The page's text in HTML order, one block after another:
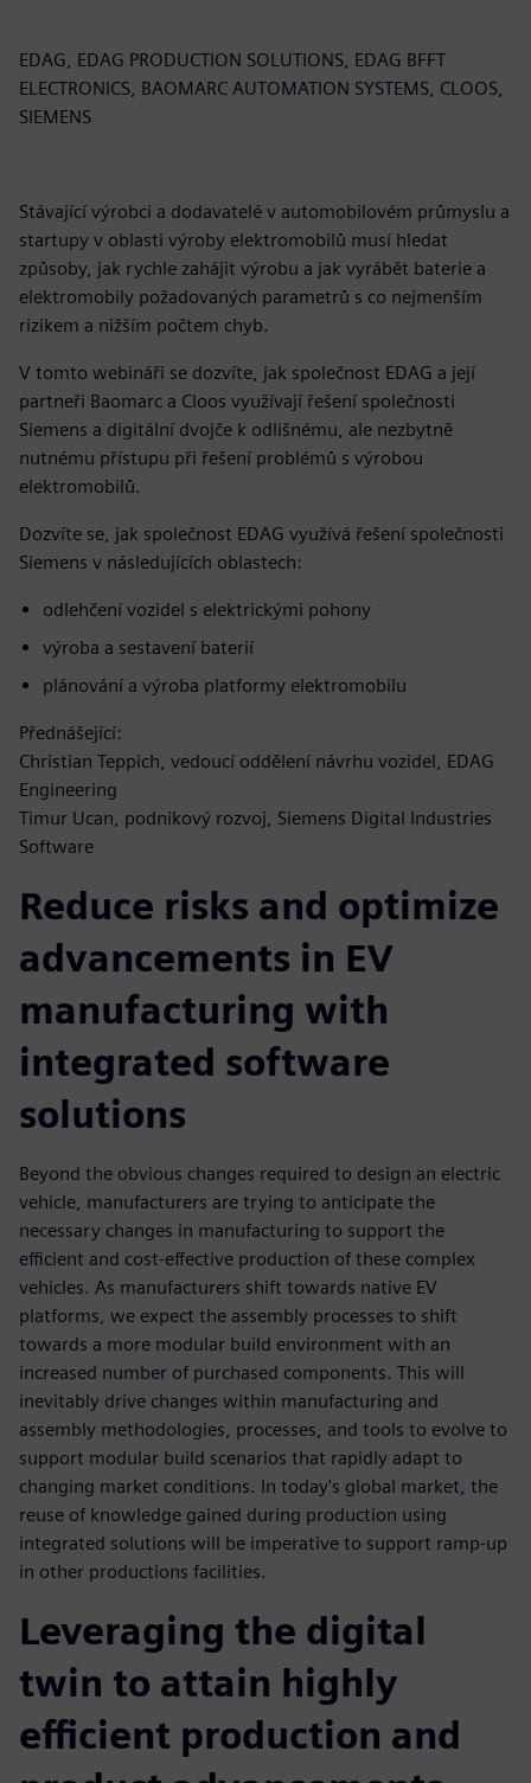
EDAG, EDAG PRODUCTION SOLUTIONS, EDAG BFFT
ELECTRONICS, BAOMARC AUTOMATION SYSTEMS, CLOOS,
SIEMENS
Stávající výrobci a dodavatelé v automobilovém průmyslu a
startupy v oblasti výroby elektromobilů musí hledat
způsoby, jak rychle zahájit výrobu a jak vyrábět baterie a
elektromobily požadovaných parametrů s co nejmenším
rizikem a nižším počtem chyb.
V tomto webináři se dozvíte, jak společnost EDAG a její
partneři Baomarc a Cloos využívají řešení společnosti
Siemens a digitální dvojče k odlišnému, ale nezbytně
nutnému přístupu při řešení problémů s výrobou
elektromobilů.
Dozvíte se, jak společnost EDAG využívá řešení společnosti
Siemens v následujících oblastech:
odlehčení vozidel s elektrickými pohony
výroba a sestavení baterií
plánování a výroba platformy elektromobilu
Přednášející:
Christian Teppich, vedoucí oddělení návrhu vozidel, EDAG
Engineering
Timur Ucan, podnikový rozvoj, Siemens Digital Industries
Software
Reduce risks and optimize
advancements in EV
manufacturing with
integrated software
solutions
Beyond the obvious changes required to design an electric
vehicle, manufacturers are trying to anticipate the
necessary changes in manufacturing to support the
efficient and cost-effective production of these complex
vehicles. As manufacturers shift towards native EV
platforms, we expect the assembly processes to shift
towards a more modular build environment with an
increased number of purchased components. This will
inevitably drive changes within manufacturing and
assembly methodologies, processes, and tools to evolve to
support modular build scenarios that rapidly adapt to
changing market conditions. In today's global market, the
reuse of knowledge gained during production using
integrated solutions will be imperative to support ramp-up
in other productions facilities.
Leveraging the digital
twin to attain highly
efficient production and